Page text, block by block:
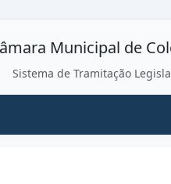
Municipal de
Sistema de Tramitação